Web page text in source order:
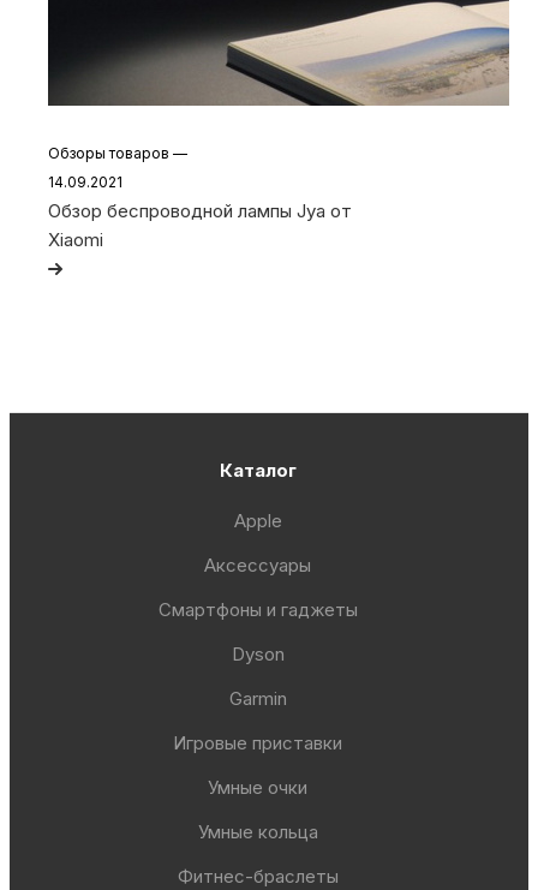
Обзоры товаров —
14.09.2021
Обзор беспроводной лампы Jya от
Xiaomi
Каталог
Apple
Аксессуары
Смартфоны и гаджеты
Dyson
Garmin
Игровые приставки
Умные очки
Умные кольца
Фитнес-браслеты